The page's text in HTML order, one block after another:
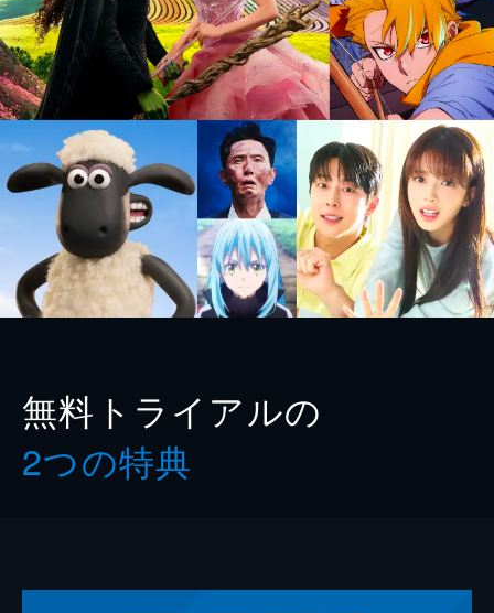
無料トライアルの
2つの特典